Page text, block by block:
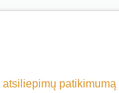
patikimumą